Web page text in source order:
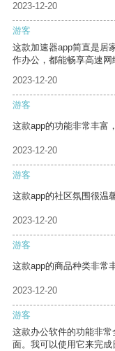
2023-12-20
游客
这款加速器app简直是居
作办公，都能畅享高速网
2023-12-20
游客
这款app的功能非常丰富
2023-12-20
游客
这款app的社区氛围很温
2023-12-20
游客
这款app的商品种类非常
2023-12-20
游客
这款办公软件的功能非
面。我可以使用它来完成